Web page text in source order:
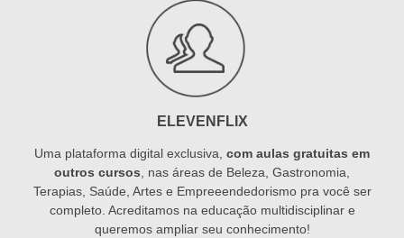
ELEVENFLIX
Uma plataforma digital exclusiva, com aulas gratuitas em
outros cursos , nas áreas de Beleza, Gastronomia,
Terapias, Saúde, Artes e Empreeendedorismo pra você ser
completo. Acreditamos na educação multidisciplinar e
queremos ampliar seu conhecimento!